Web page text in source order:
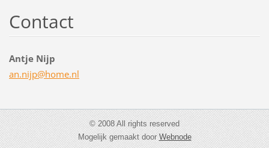
Contact
Antje Nijp
an.nijp@home.nl
© 2008 All rights reserved
Mogelijk gemaakt doorWebnode